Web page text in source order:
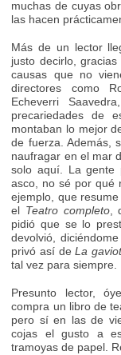
muchas de cuyas
las hacen
Más de un lector
justo decirlo,
causas que no
directores como
Echeverri
precariedades de
montaban lo mejor
de fuerza. Además,
naufragar en el mar
solo aquí. La gente
asco, no sé por qué
ejemplo, que
el Teatro completo,
pidió que se lo
devolvió,
privó así deLa
tal vez para siempre.
Presunto lector,
compra un libro de
pero sí en las de
cojas el gusto a
tramoyas de papel.